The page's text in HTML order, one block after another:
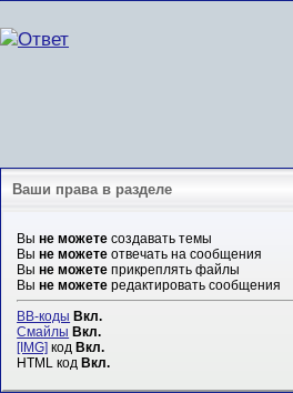
Ваши права в разделе
Выне можете создавать темы
Выне можете отвечать на сообщения
Выне можете прикреплять файлы
Выне можете редактировать сообщения
BB-коды Вкл.
Смайлы Вкл.
[IMG] кодВкл.
HTML кодВкл.